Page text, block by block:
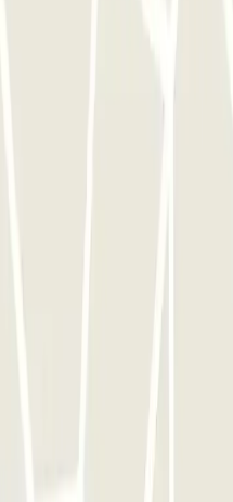
e uscire dal
dell'intera rete di